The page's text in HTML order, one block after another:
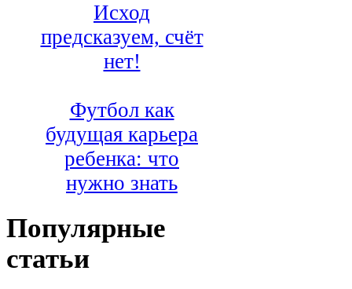
Исход
предсказуем, счёт
нет!
Футбол как
будущая карьера
ребенка: что
нужно знать
Популярные
статьи